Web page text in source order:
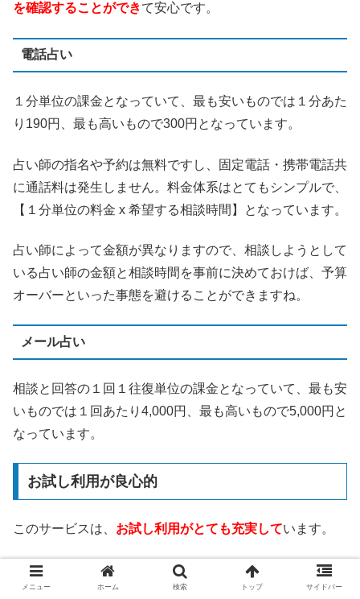
を確認することができて安心です。
電話占い
１分単位の課金となっていて、最も安いものでは１分あた
り190円、最も高いもので300円となっています。
占い師の指名や予約は無料ですし、固定電話・携帯電話共
に通話料は発生しません。料金体系はとてもシンプルで、
【１分単位の料金 x 希望する相談時間】となっています。
占い師によって金額が異なりますので、相談しようとして
いる占い師の金額と相談時間を事前に決めておけば、予算
オーバーといった事態を避けることができますね。
メール占い
相談と回答の１回１往復単位の課金となっていて、最も安
いものでは１回あたり4,000円、最も高いもので5,000円と
なっています。
お試し利用が良心的
このサービスは、 お試し利用がとても充実しています。
3,000円分の無料相談ポイント
メニュー ホーム 検索 トップ サイドバー